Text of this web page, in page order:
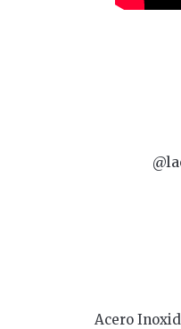
Acero